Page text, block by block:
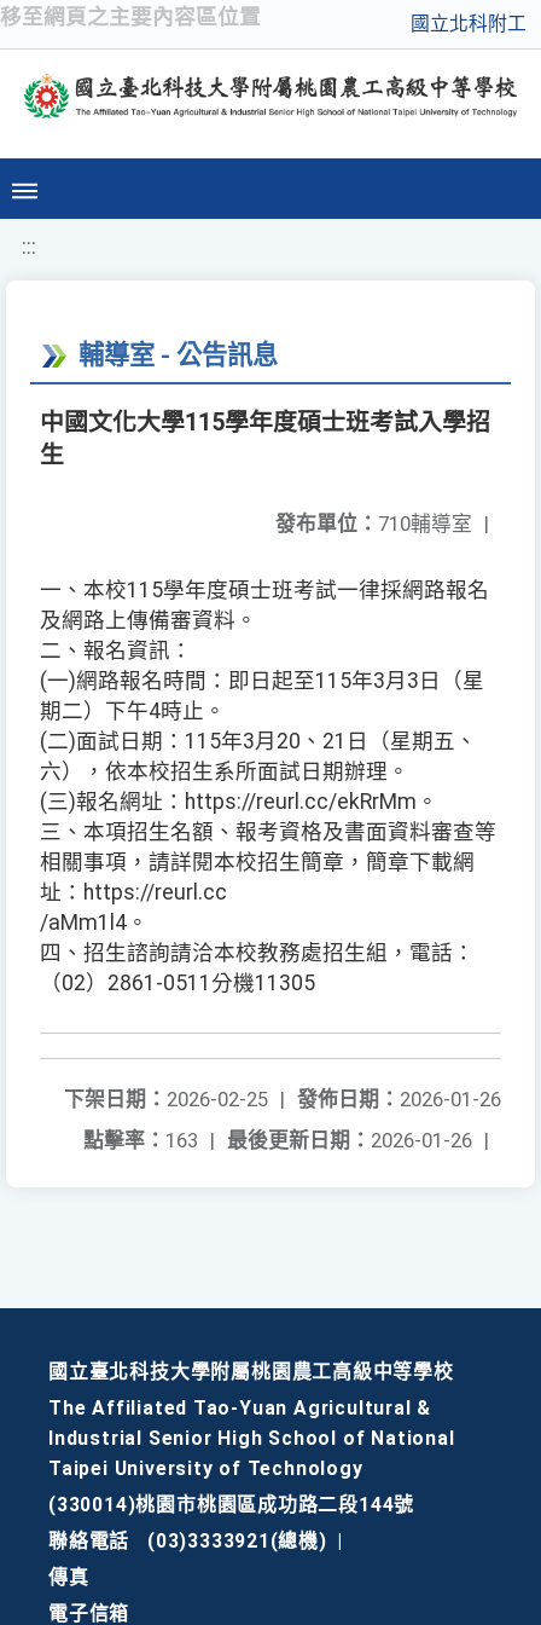
移至網頁之主要內容區位置 國立北科附工
:::
輔導室 - 公告訊息
中國文化大學115學年度碩士班考試入學招
生
發布單位： 710輔導室 |
一、本校115學年度碩士班考試一律採網路報名
及網路上傳備審資料。
二、報名資訊：
(一)網路報名時間：即日起至115年3月3日（星
期二）下午4時止。
(二)面試日期：115年3月20、21日（星期五、
六），依本校招生系所面試日期辦理。
(三)報名網址：https://reurl.cc/ekRrMm。
三、本項招生名額、報考資格及書面資料審查等
相關事項，請詳閱本校招生簡章，簡章下載網
址：https://reurl.cc
/aMm1l4。
四、招生諮詢請洽本校教務處招生組，電話：
（02）2861-0511分機11305
發佈日期： 2026-01-26
下架日期： 2026-02-25 |
最後更新日期： 2026-01-26 |
點擊率： 163 |
國立臺北科技大學附屬桃園農工高級中等學校
The Affiliated Tao-Yuan Agricultural &
Industrial Senior High School of National
Taipei University of Technology
(330014)桃園市桃園區成功路二段144號
聯絡電話
(03)3333921(總機)
傳真
電子信箱